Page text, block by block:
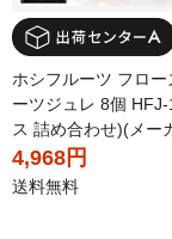
ホシフルーツ フロー
ーツジュレ 8個 HFJ-
ス 詰め合わせ)(メー
4,968円
送料無料